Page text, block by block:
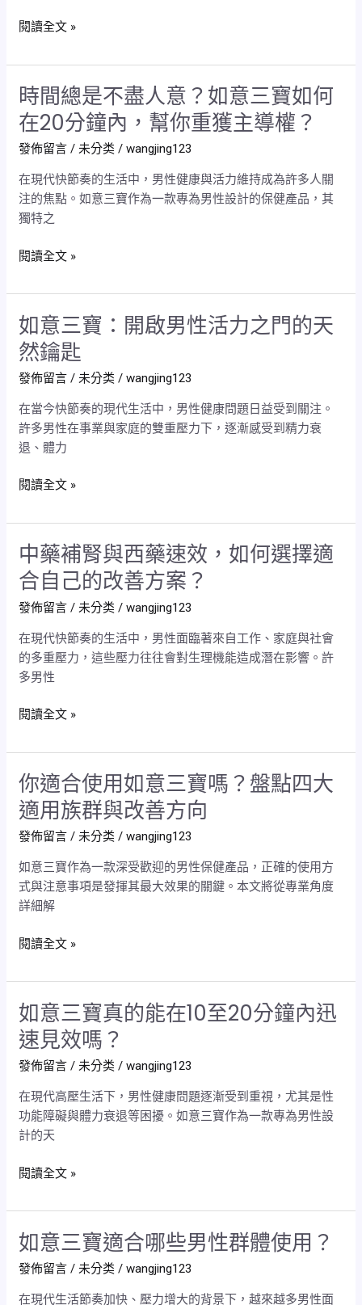
是
信
——
你
信
嗎？
忍
一
個
內
而
的‘活
力
方
如
如
意
三
寶
始？
閱讀全文 »
時間總是不盡人意？如意三寶如何
在20分鐘內，幫你重獲主導權？
發佈留言 / 未分类 /wangjing123
在現代快節奏的生活中，男性健康與活力維持成為許多人關
注的焦點。如意三寶作為一款專為男性設計的保健產品，其
獨特之
時
間
總
是
不
盡
人
意？
如
意
如
何
在
20
分
鐘
內，
你
導
權？
閱讀全文 »
如意三寶：開啟男性活力之門的天
然鑰匙
發佈留言 / 未分类 /wangjing123
在當今快節奏的現代生活中，男性健康問題日益受到關注。
許多男性在事業與家庭的雙重壓力下，逐漸感受到精力衰
退、體力
如
意
三
寶：
開
啟
男
性
活
的
天
然
鑰
匙
閱讀全文 »
中藥補腎與西藥速效，如何選擇適
合自己的改善方案？
發佈留言 / 未分类 /wangjing123
在現代快節奏的生活中，男性面臨著來自工作、家庭與社會
的多重壓力，這些壓力往往會對生理機能造成潛在影響。許
多男性
中
藥
補
腎
西
藥
速
效，
擇
適
合
自
己
的
改
方
閱讀全文 »
你適合使用如意三寶嗎？盤點四大
適用族群與改善方向
發佈留言 / 未分类 /wangjing123
如意三寶作為一款深受歡迎的男性保健產品，正確的使用方
式與注意事項是發揮其最大效果的關鍵。本文將從專業角度
詳細解
你
適
合
使
用
如
意
三
寶
嗎？
四
大
適
用
族
群
與
善
閱讀全文 »
如意三寶真的能在10至20分鐘內迅
速見效嗎？
發佈留言 / 未分类 /wangjing123
在現代高壓生活下，男性健康問題逐漸受到重視，尤其是性
功能障礙與體力衰退等困擾。如意三寶作為一款專為男性設
計的天
如
意
三
寶
真
的
能
在
10
至
鐘
內
速
閱讀全文 »
如意三寶適合哪些男性群體使用？
發佈留言 / 未分类 /wangjing123
在現代生活節奏加快、壓力增大的背景下，越來越多男性面
如
三
寶